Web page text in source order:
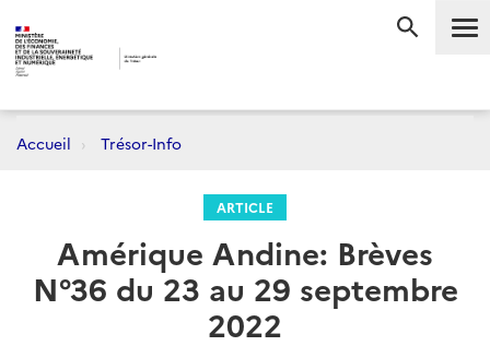
Accueil Trésor-Info
ARTICLE
Amérique Andine: Brèves
N°36 du 23 au 29 septembre
2022